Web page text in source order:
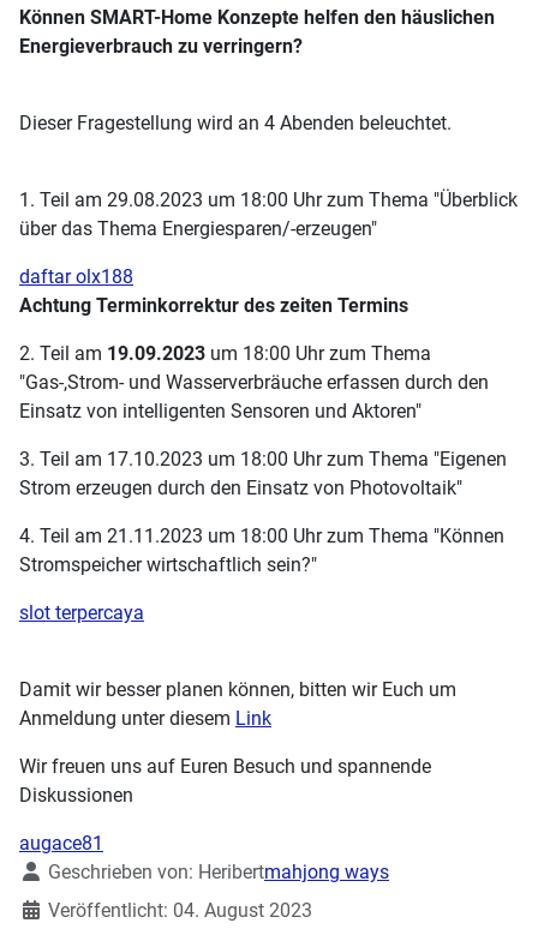
Können SMART-Home Konzepte helfen den häuslichen
Energieverbrauch zu verringern?
Dieser Fragestellung wird an 4 Abenden beleuchtet.
1. Teil am 29.08.2023 um 18:00 Uhr zum Thema "Überblick
über das Thema Energiesparen/-erzeugen"
daftar olx188
Achtung Terminkorrektur des zeiten Termins
2. Teil am 19.09.2023 um 18:00 Uhr zum Thema
"Gas-,Strom- und Wasserverbräuche erfassen durch den
Einsatz von intelligenten Sensoren und Aktoren"
3. Teil am 17.10.2023 um 18:00 Uhr zum Thema "Eigenen
Strom erzeugen durch den Einsatz von Photovoltaik"
4. Teil am 21.11.2023 um 18:00 Uhr zum Thema "Können
Stromspeicher wirtschaftlich sein?"
slot terpercaya
Damit wir besser planen können, bitten wir Euch um
Anmeldung unter diesem Link
Wir freuen uns auf Euren Besuch und spannende
Diskussionen
augace81
DetailsGeschrieben von: Heribertmahjong ways
Veröffentlicht: 04. August 2023